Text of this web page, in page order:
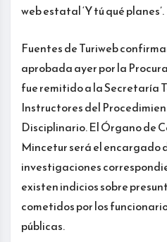
web estatal ‘Y tú qué planes’.
Fuentes de Turiweb
aprobada ayer por la
fue remitido a la Secretaría
Instructores del
Disciplinario. El Órgano de
Mincetur será el encargado
investigaciones
existen indicios sobre
cometidos por los
públicas.